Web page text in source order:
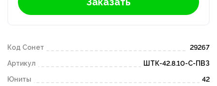
Код Сонет 29267
Артикул ШТК-42.8.10-С-ПВЗ
Юниты 42